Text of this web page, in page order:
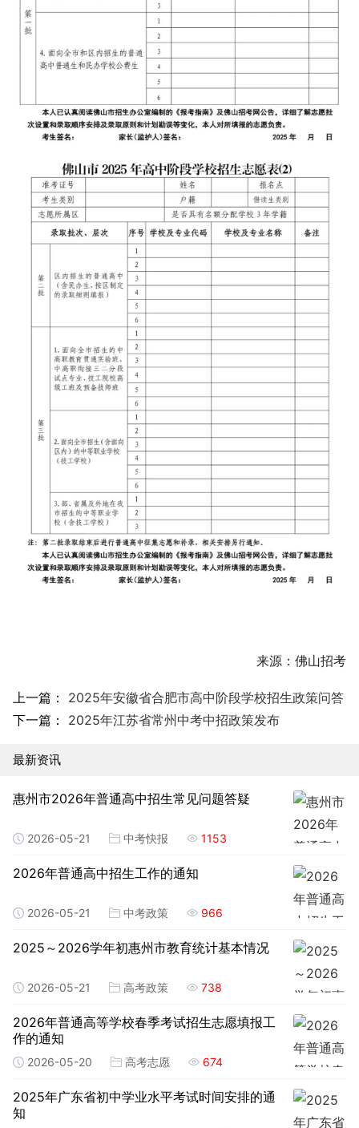
来源：佛山招考
上一篇： 2025年安徽省合肥市高中阶段学校招生政策问答
下一篇： 2025年江苏省常州中考中招政策发布
最新资讯
惠州市2026年普通高中招生常见问题答疑
2026-05-21 中考快报 1153
2026年普通高中招生工作的通知
2026-05-21 中考政策 966
2025～2026学年初惠州市教育统计基本情况
2026-05-21 高考政策 738
2026年普通高等学校春季考试招生志愿填报工
作的通知
2026-05-20 高考志愿 674
2025年广东省初中学业水平考试时间安排的通
知